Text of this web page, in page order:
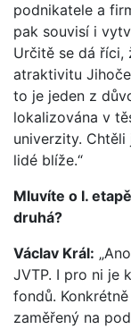
podnikatele a
pak souvisí i
Určitě se dá říci,
atraktivitu
to je jeden z
lokalizována v
univerzity.
lidé blíže.“
Mluvíte o I.
druhá?
Václav Král:
JVTP. I pro ni je
fondů.
zaměřený na